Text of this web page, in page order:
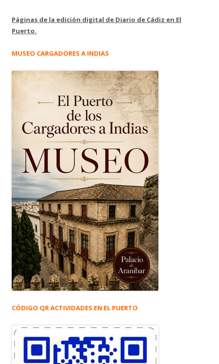
Páginas de la edición digital de Diario de Cádiz en El
Puerto.
MUSEO CARGADORES A INDIAS
CÓDIGO QR ACTIVIDADES EN EL PUERTO